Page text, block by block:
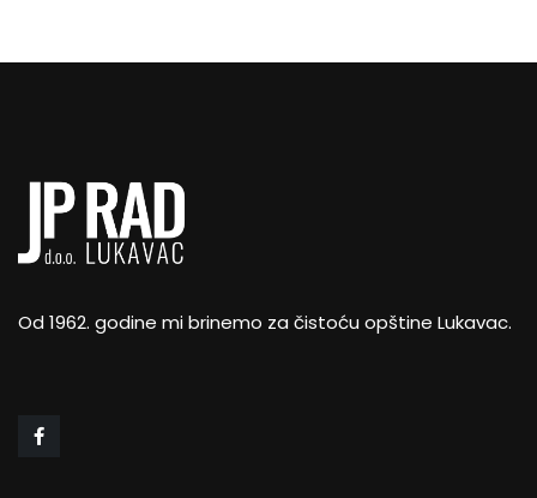
Od 1962. godine mi brinemo za čistoću opštine Lukavac.